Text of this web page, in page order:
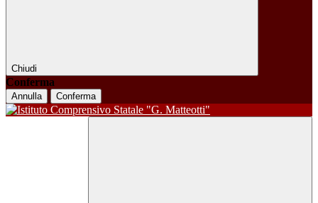
Chiudi
Conferma
Annulla Conferma